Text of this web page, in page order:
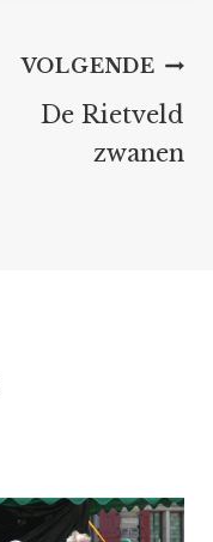
VOLGENDE
De Rietveld
zwanen